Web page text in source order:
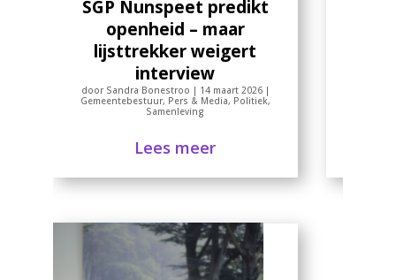
SGP Nunspeet predikt
openheid – maar
lijsttrekker weigert
interview
door Sandra Bonestroo | 14 maart 2026|
Gemeentebestuur, Pers & Media, Politiek,
Samenleving
Lees meer